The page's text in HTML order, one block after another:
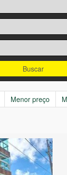
Buscar
Menor preço